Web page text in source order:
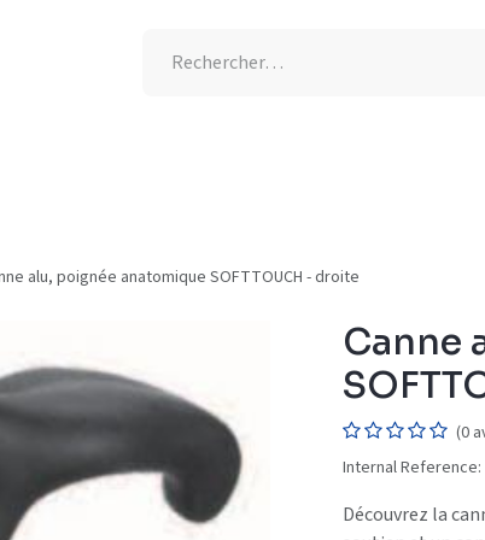
alu, poignée anatomique SOFTTOUCH - droite
Canne
(0
Internal Reference:
Découvrez la